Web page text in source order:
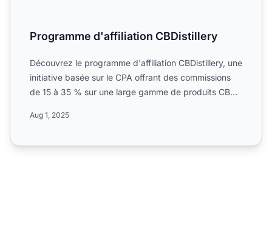
Programme d'affiliation CBDistillery
Découvrez le programme d'affiliation CBDistillery, une
initiative basée sur le CPA offrant des commissions
de 15 à 35 % sur une large gamme de produits CBD
Aug 1, 2025